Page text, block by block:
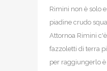
Rimini non è solo
piadine crudo
Attornoa Rimini
fazzoletti di terra
per raggiungerlo